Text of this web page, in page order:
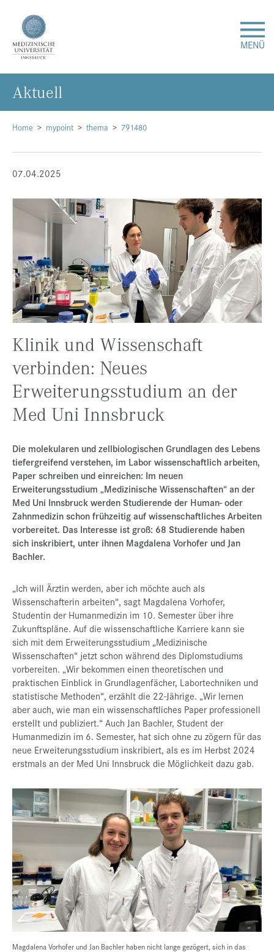
MENÜ
Forschung
Studium & Lehre
Krankenversorgung
Über uns
Internationales
Events
Presse
Jobs
Kontakt
Datenschutz
Home mypoint thema 791480
07.04.2025
Klinik und Wissenschaft
verbinden: Neues
Erweiterungsstudium an der
Med Uni Innsbruck
Die molekularen und zellbiologischen Grundlagen des Lebens
tiefergreifend verstehen, im Labor wissenschaftlich arbeiten,
Paper schreiben und einreichen: Im neuen
Erweiterungsstudium „Medizinische Wissenschaften“ an der
Med Uni Innsbruck werden Studierende der Human- oder
Zahnmedizin schon frühzeitig auf wissenschaftliches Arbeiten
vorbereitet. Das Interesse ist groß: 68 Studierende haben
sich inskribiert, unter ihnen Magdalena Vorhofer und Jan
Bachler.
„Ich will Ärztin werden, aber ich möchte auch als
Wissenschafterin arbeiten“, sagt Magdalena Vorhofer,
Studentin der Humanmedizin im 10. Semester über ihre
Zukunftspläne. Auf die wissenschaftliche Karriere kann sie
sich mit dem Erweiterungsstudium „Medizinische
Wissenschaften“ jetzt schon während des Diplomstudiums
vorbereiten. „Wir bekommen einen theoretischen und
praktischen Einblick in Grundlagenfächer, Labortechniken und
statistische Methoden“, erzählt die 22-Jährige. „Wir lernen
aber auch, wie man ein wissenschaftliches Paper professionell
erstellt und publiziert.“ Auch Jan Bachler, Student der
Humanmedizin im 6. Semester, hat sich ohne zu zögern für das
neue Erweiterungsstudium inskribiert, als es im Herbst 2024
erstmals an der Med Uni Innsbruck die Möglichkeit dazu gab.
Magdalena Vorhofer und Jan Bachler haben nicht lange gezögert, sich in das
Ak­tu­ell